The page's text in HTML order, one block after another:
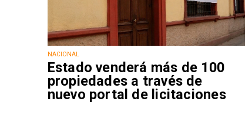
NACIONAL
Estado venderá más de 100
propiedades a través de
nuevo portal de licitaciones